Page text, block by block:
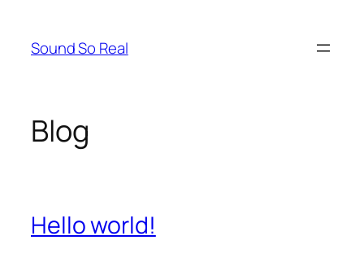
Sound So Real
Blog
Hello world!